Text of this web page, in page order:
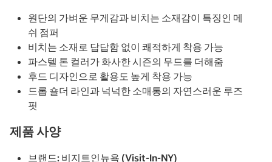
원단의 가벼운 무게감과 비치는 소재감이 특징인 메
쉬 점퍼
비치는 소재로 답답함 없이 쾌적하게 착용 가능
파스텔 톤 컬러가 화사한 시즌의 무드를 더해줌
후드 디자인으로 활용도 높게 착용 가능
드롭 숄더 라인과 넉넉한 소매통의 자연스러운 루즈
핏
제품 사양
브랜드: 비지트인뉴욕 (Visit-In-NY)